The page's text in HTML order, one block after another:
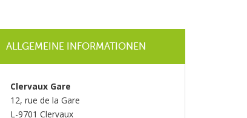
ALLGEMEINE INFORMATIONEN
Clervaux Gare
12, rue de la Gare
L-9701 Clervaux